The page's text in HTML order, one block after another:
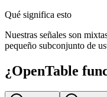
Qué significa esto
Nuestras señales son
pequeño subconjunto de
¿OpenTable